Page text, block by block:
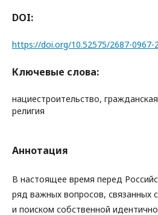
DOI:
https://doi.org/10.52575/2687-0967-
Ключевые слова:
нациестроительство,
религия
Аннотация
В настоящее время перед
ряд важных вопросов, связанных
и поиском собственной